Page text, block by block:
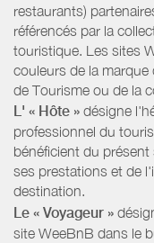
restaurants)
référencés par la
touristique. Les sites
couleurs de la marque
de Tourisme ou de la
L' « Hôte » désigne
professionnel du
bénéficient du
ses prestations et de
destination.
Le « Voyageur »
site WeeBnB dans le